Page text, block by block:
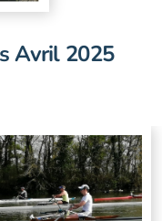
Avril 2025